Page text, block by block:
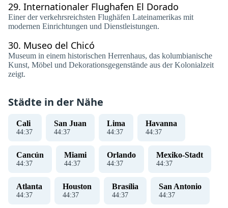
29. Internationaler Flughafen El Dorado
Einer der verkehrsreichsten Flughäfen Lateinamerikas mit
modernen Einrichtungen und Dienstleistungen.
30. Museo del Chicó
Museum in einem historischen Herrenhaus, das kolumbianische
Kunst, Möbel und Dekorationsgegenstände aus der Kolonialzeit
zeigt.
Städte in der Nähe
Cali
44:38
San Juan
44:38
Lima
44:38
Havanna
44:38
Cancún
44:38
Miami
44:38
Orlando
44:38
Mexiko-Stadt
44:38
Atlanta
44:38
Houston
44:38
Brasília
44:38
San Antonio
44:38